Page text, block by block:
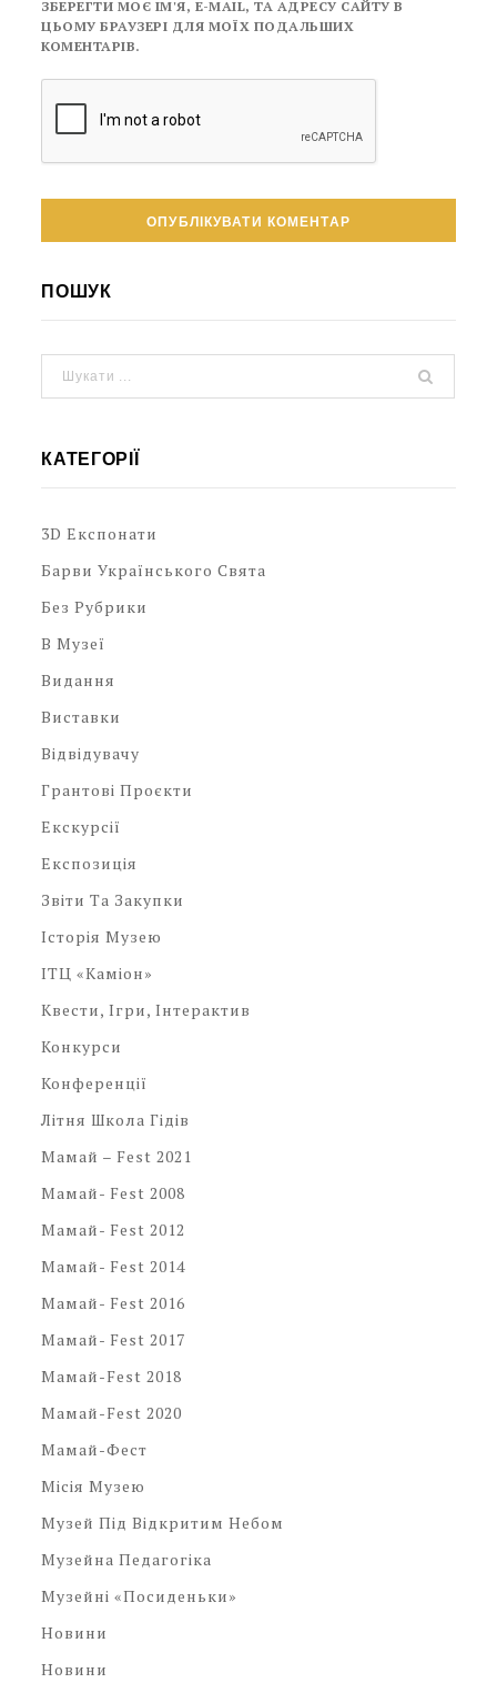
ЗБЕРЕГТИ МОЄ ІМ'Я, E-MAIL, ТА АДРЕСУ САЙТУ В
ЦЬОМУ БРАУЗЕРІ ДЛЯ МОЇХ ПОДАЛЬШИХ
КОМЕНТАРІВ.
ПОШУК
КАТЕГОРІЇ
3D Експонати
Барви Українського Свята
Без Рубрики
В Музеї
Видання
Виставки
Відвідувачу
Грантові Проєкти
Екскурсії
Експозиція
Звіти Та Закупки
Історія Музею
ІТЦ «Каміон»
Квести, Ігри, Інтерактив
Конкурси
Конференції
Літня Школа Гідів
Мамай – Fest 2021
Мамай- Fest 2008
Мамай- Fest 2012
Мамай- Fest 2014
Мамай- Fest 2016
Мамай- Fest 2017
Мамай-Fest 2018
Мамай-Fest 2020
Мамай-Фест
Місія Музею
Музей Під Відкритим Небом
Музейна Педагогіка
Музейні «посиденьки»
Новини
Новини